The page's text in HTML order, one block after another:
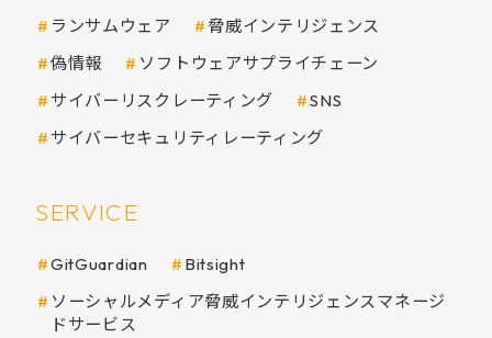
ランサムウェア
脅威インテリジェンス
偽情報
ソフトウェアサプライチェーン
サイバーリスクレーティング
SNS
サイバーセキュリティレーティング
SERVICE
GitGuardian
Bitsight
ソーシャルメディア脅威インテリジェンスマネージ
ドサービス